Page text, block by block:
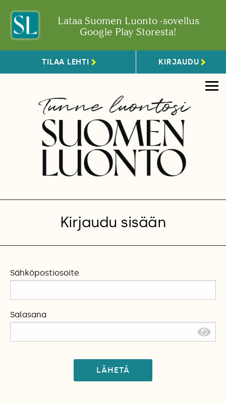
Lataa Suomen Luonto -sovellus
Google Play Storesta!
TILAA LEHTI KIRJAUDU
Kirjaudu sisään
Sähköpostiosoite
Salasana
LÄHETÄ